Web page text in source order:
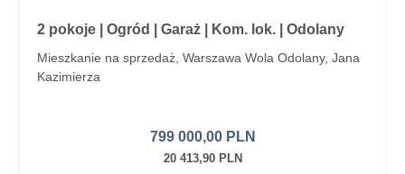
2 pokoje | Ogród | Garaż | Kom. lok. | Odolany
Mieszkanie na sprzedaż, Warszawa Wola Odolany, Jana
Kazimierza
799 000,00 PLN
20 413,90 PLN